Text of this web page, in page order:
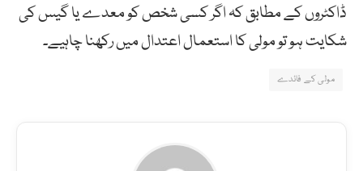
ڈاکٹروں کے مطابق کہ اگر کسی شخص کو معدے یا گیس کی
شکایت ہو تو مولی کا استعمال اعتدال میں رکھنا چاہیے۔
مولی کے فائدے